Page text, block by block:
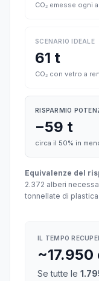
CO₂ emesse ogni
SCENARIO IDEALE
61 t
CO₂ con vetro a
RISPARMIO
−59 t
circa il 50% in
Equivalenze del
2.372 alberi
tonnellate di
IL TEMPO
Se tutte le